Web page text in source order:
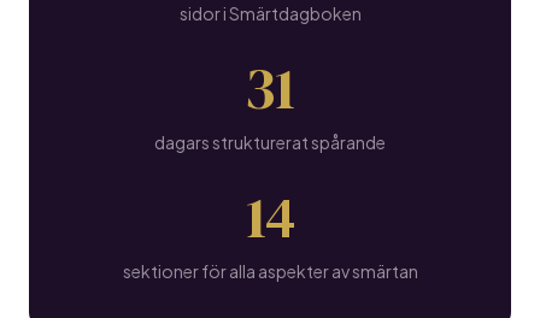
sidor i Smärtdagboken
31
dagars strukturerat spårande
14
sektioner för alla aspekter av smärtan